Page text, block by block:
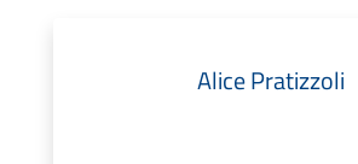
Alice Pratizzoli